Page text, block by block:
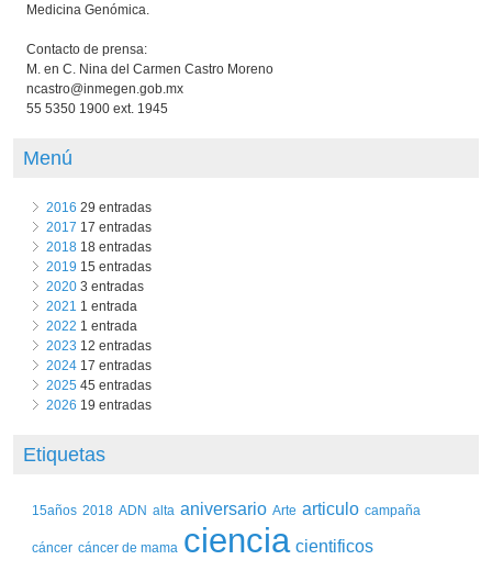
Medicina Genómica.
Contacto de prensa:
M. en C. Nina del Carmen Castro Moreno
ncastro@inmegen.gob.mx
55 5350 1900 ext. 1945
Menú
2016 29 entradas
2017 17 entradas
2018 18 entradas
2019 15 entradas
2020 3 entradas
2021 1 entrada
2022 1 entrada
2023 12 entradas
2024 17 entradas
2025 45 entradas
2026 19 entradas
Etiquetas
15años 2018 ADN alta aniversario Arte articulo campaña
cáncer cáncer de mama ciencia cientificos